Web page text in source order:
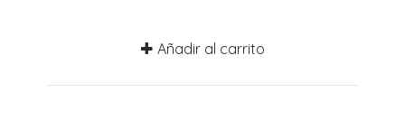
Añadir al carrito